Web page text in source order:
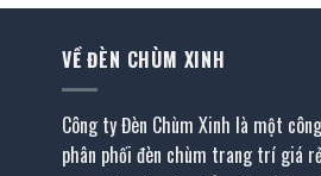
VỀ ĐÈN CHÙM XINH
Công ty Đèn Chùm Xinh là một
phân phối đèn chùm trang trí giá